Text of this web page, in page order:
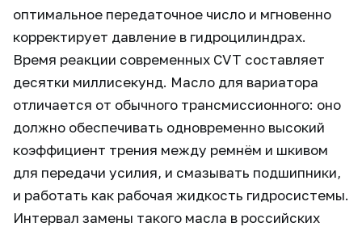
оптимальное передаточное число и мгновенно
корректирует давление в гидроцилиндрах.
Время реакции современных CVT составляет
десятки миллисекунд. Масло для вариатора
отличается от обычного трансмиссионного: оно
должно обеспечивать одновременно высокий
коэффициент трения между ремнём и шкивом
для передачи усилия, и смазывать подшипники,
и работать как рабочая жидкость гидросистемы.
Интервал замены такого масла в российских